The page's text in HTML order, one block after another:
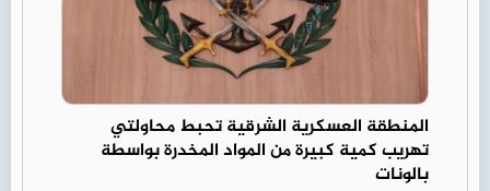
المنطقة العسكرية الشرقية تحبط محاولتي
تهريب كمية كبيرة من المواد المخدرة بواسطة
بالونات